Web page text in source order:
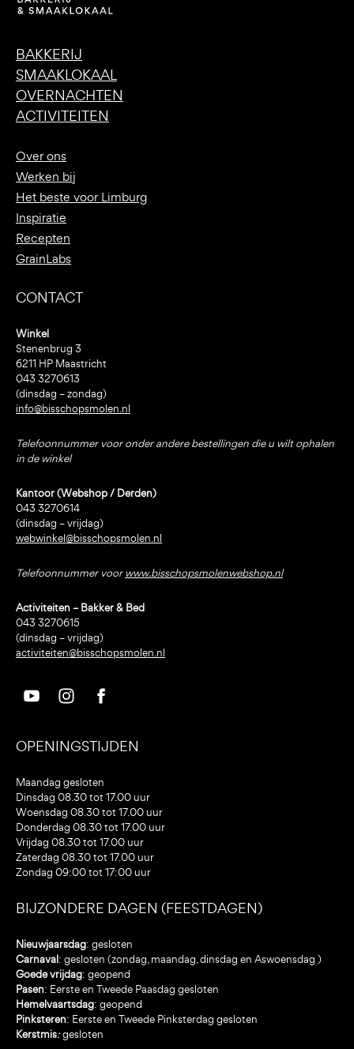
BAKKERIJ
SMAAKLOKAAL
OVERNACHTEN
ACTIVITEITEN
Over ons
Werken bij
Het beste voor Limburg
Inspiratie
Recepten
GrainLabs
CONTACT
Winkel
Stenenbrug 3
6211 HP Maastricht
043 3270613
(dinsdag – zondag)
info@bisschopsmolen.nl
Telefoonnummer voor onder andere bestellingen die u wilt ophalen
in de winkel
Kantoor (Webshop / Derden)
043 3270614
(dinsdag – vrijdag)
webwinkel@bisschopsmolen.nl
Telefoonnummer voor www.bisschopsmolenwebshop.nl
Activiteiten – Bakker & Bed
043 3270615
(dinsdag – vrijdag)
activiteiten@bisschopsmolen.nl
OPENINGSTIJDEN
Maandag gesloten
Dinsdag 08.30 tot 17.00 uur
Woensdag 08.30 tot 17.00 uur
Donderdag 08.30 tot 17.00 uur
Vrijdag 08.30 tot 17.00 uur
Zaterdag 08.30 tot 17.00 uur
Zondag 09:00 tot 17:00 uur
BIJZONDERE DAGEN (FEESTDAGEN)
Nieuwjaarsdag: gesloten
Carnaval: gesloten (zondag, maandag, dinsdag en Aswoensdag )
Goede vrijdag: geopend
Pasen: Eerste en Tweede Paasdag gesloten
Hemelvaartsdag: geopend
Pinksteren: Eerste en Tweede Pinksterdag gesloten
Kerstmis:gesloten